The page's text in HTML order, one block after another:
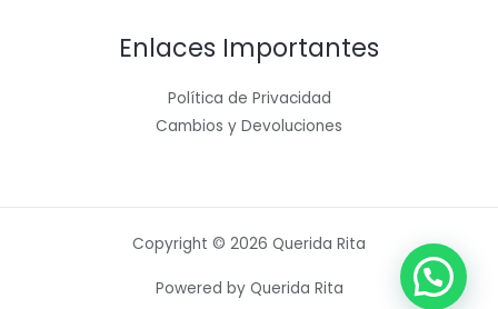
Enlaces Importantes
Política de Privacidad
Cambios y Devoluciones
Copyright © 2026 Querida Rita
Powered by Querida Rita